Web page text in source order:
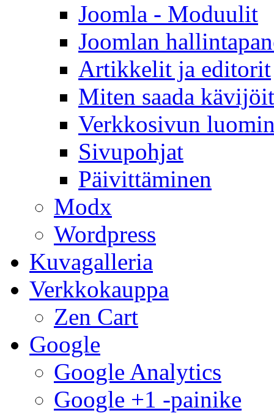
Joomla - Moduulit
Joomlan
Artikkelit ja editorit
Miten saada
Verkkosivun
Sivupohjat
Päivittäminen
Modx
Wordpress
Kuvagalleria
Verkkokauppa
Zen Cart
Google
Google Analytics
Google +1 -painike